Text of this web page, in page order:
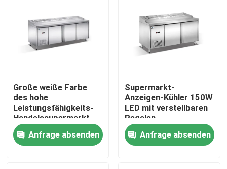
Handelskühlvitrine
Handelsgetränkekühlschrank
Handelssupermarkt-Kühlschrank
Handelsrestaurant-Kühlschrank
Große weiße Farbe
des hohe
Leistungsfähigkeits-
Handelssupermarkt-
Kühlschrank-R22
Anfrage absenden
Supermarkt-
Anzeigen-Kühler 150W
LED mit verstellbaren
Regalen
Anfrage absenden